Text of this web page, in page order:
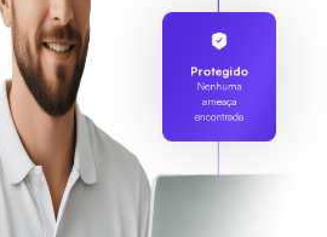
Protegido
Nenhuma
ameaça
encontrada